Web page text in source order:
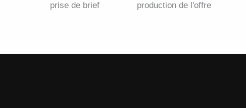
prise de brief
production de l'offre